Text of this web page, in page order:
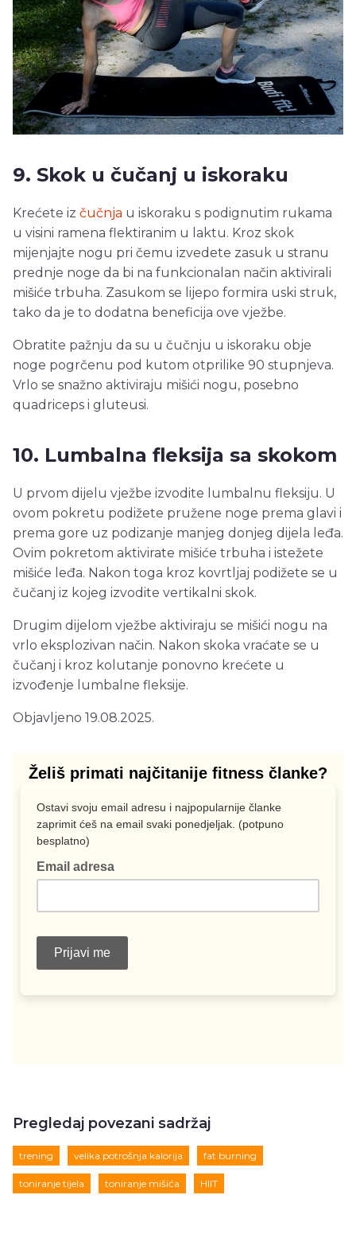
9. Skok u čučanj u iskoraku
Krećete iz čučnja u iskoraku s podignutim rukama
u visini ramena flektiranim u laktu. Kroz skok
mijenjajte nogu pri čemu izvedete zasuk u stranu
prednje noge da bi na funkcionalan način aktivirali
mišiće trbuha. Zasukom se lijepo formira uski struk,
tako da je to dodatna beneficija ove vježbe.
Obratite pažnju da su u čučnju u iskoraku obje
noge pogrčenu pod kutom otprilike 90 stupnjeva.
Vrlo se snažno aktiviraju mišići nogu, posebno
quadriceps i gluteusi.
10. Lumbalna fleksija sa skokom
U prvom dijelu vježbe izvodite lumbalnu fleksiju. U
ovom pokretu podižete pružene noge prema glavi i
prema gore uz podizanje manjeg donjeg dijela leđa.
Ovim pokretom aktivirate mišiće trbuha i istežete
mišiće leđa. Nakon toga kroz kovrtljaj podižete se u
čučanj iz kojeg izvodite vertikalni skok.
Drugim dijelom vježbe aktiviraju se mišići nogu na
vrlo eksplozivan način. Nakon skoka vraćate se u
čučanj i kroz kolutanje ponovno krećete u
izvođenje lumbalne fleksije.
Objavljeno 19.08.2025.
Pregledaj povezani sadržaj
trening velika potrošnja kalorija fat burning
toniranje tijela toniranje mišića HIIT